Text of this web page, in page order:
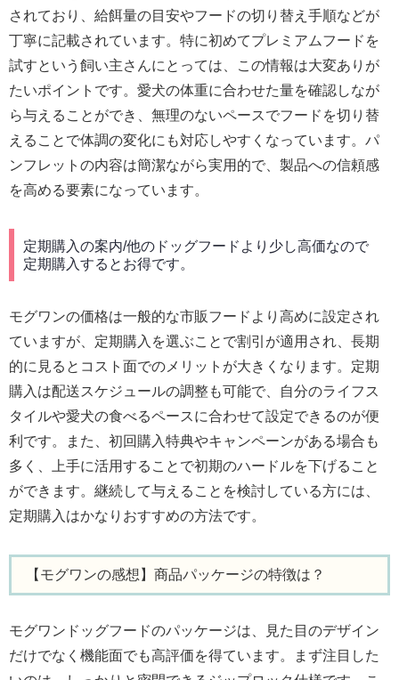
されており、給餌量の目安やフードの切り替え手順などが
丁寧に記載されています。特に初めてプレミアムフードを
試すという飼い主さんにとっては、この情報は大変ありが
たいポイントです。愛犬の体重に合わせた量を確認しなが
ら与えることができ、無理のないペースでフードを切り替
えることで体調の変化にも対応しやすくなっています。パ
ンフレットの内容は簡潔ながら実用的で、製品への信頼感
を高める要素になっています。
定期購入の案内/他のドッグフードより少し高価なので
定期購入するとお得です。
モグワンの価格は一般的な市販フードより高めに設定され
ていますが、定期購入を選ぶことで割引が適用され、長期
的に見るとコスト面でのメリットが大きくなります。定期
購入は配送スケジュールの調整も可能で、自分のライフス
タイルや愛犬の食べるペースに合わせて設定できるのが便
利です。また、初回購入特典やキャンペーンがある場合も
多く、上手に活用することで初期のハードルを下げること
ができます。継続して与えることを検討している方には、
定期購入はかなりおすすめの方法です。
【モグワンの感想】商品パッケージの特徴は？
モグワンドッグフードのパッケージは、見た目のデザイン
だけでなく機能面でも高評価を得ています。まず注目した